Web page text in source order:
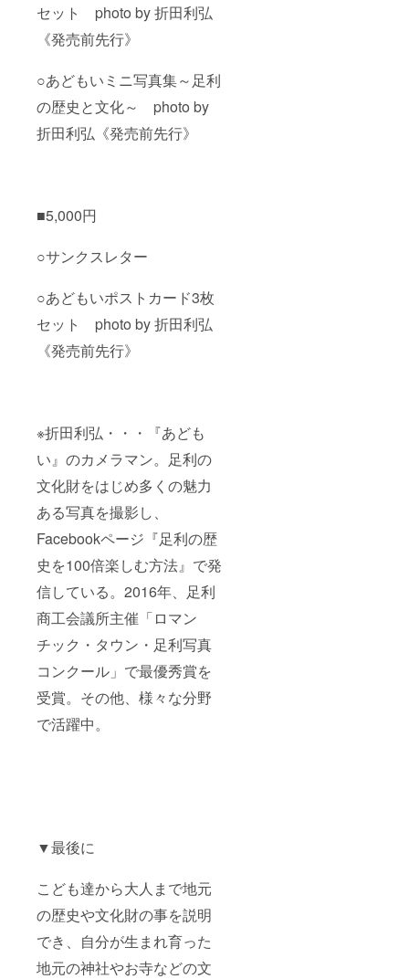
セット photo by 折田利弘
《発売前先行》
○あどもいミニ写真集～足利
の歴史と文化～ photo by
折田利弘《発売前先行》
■5,000円
○サンクスレター
○あどもいポストカード3枚
セット photo by 折田利弘
《発売前先行》
※折田利弘・・・『あども
い』のカメラマン。足利の
文化財をはじめ多くの魅力
ある写真を撮影し、
Facebookページ『足利の歴
史を100倍楽しむ方法』で発
信している。2016年、足利
商工会議所主催「ロマン
チック・タウン・足利写真
コンクール」で最優秀賞を
受賞。その他、様々な分野
で活躍中。
▼最後に
こども達から大人まで地元
の歴史や文化財の事を説明
でき、自分が生まれ育った
地元の神社やお寺などの文